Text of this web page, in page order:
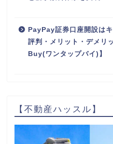
PayPay証券口座開設は
評判・メリット・デメリ
Buy(ワンタップバイ)】
【不動産ハッスル】